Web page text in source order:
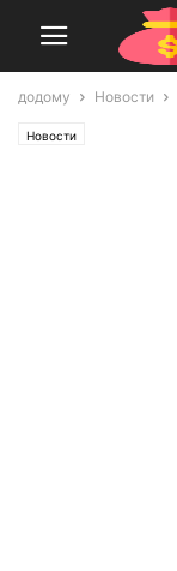
додому Новости
Новости